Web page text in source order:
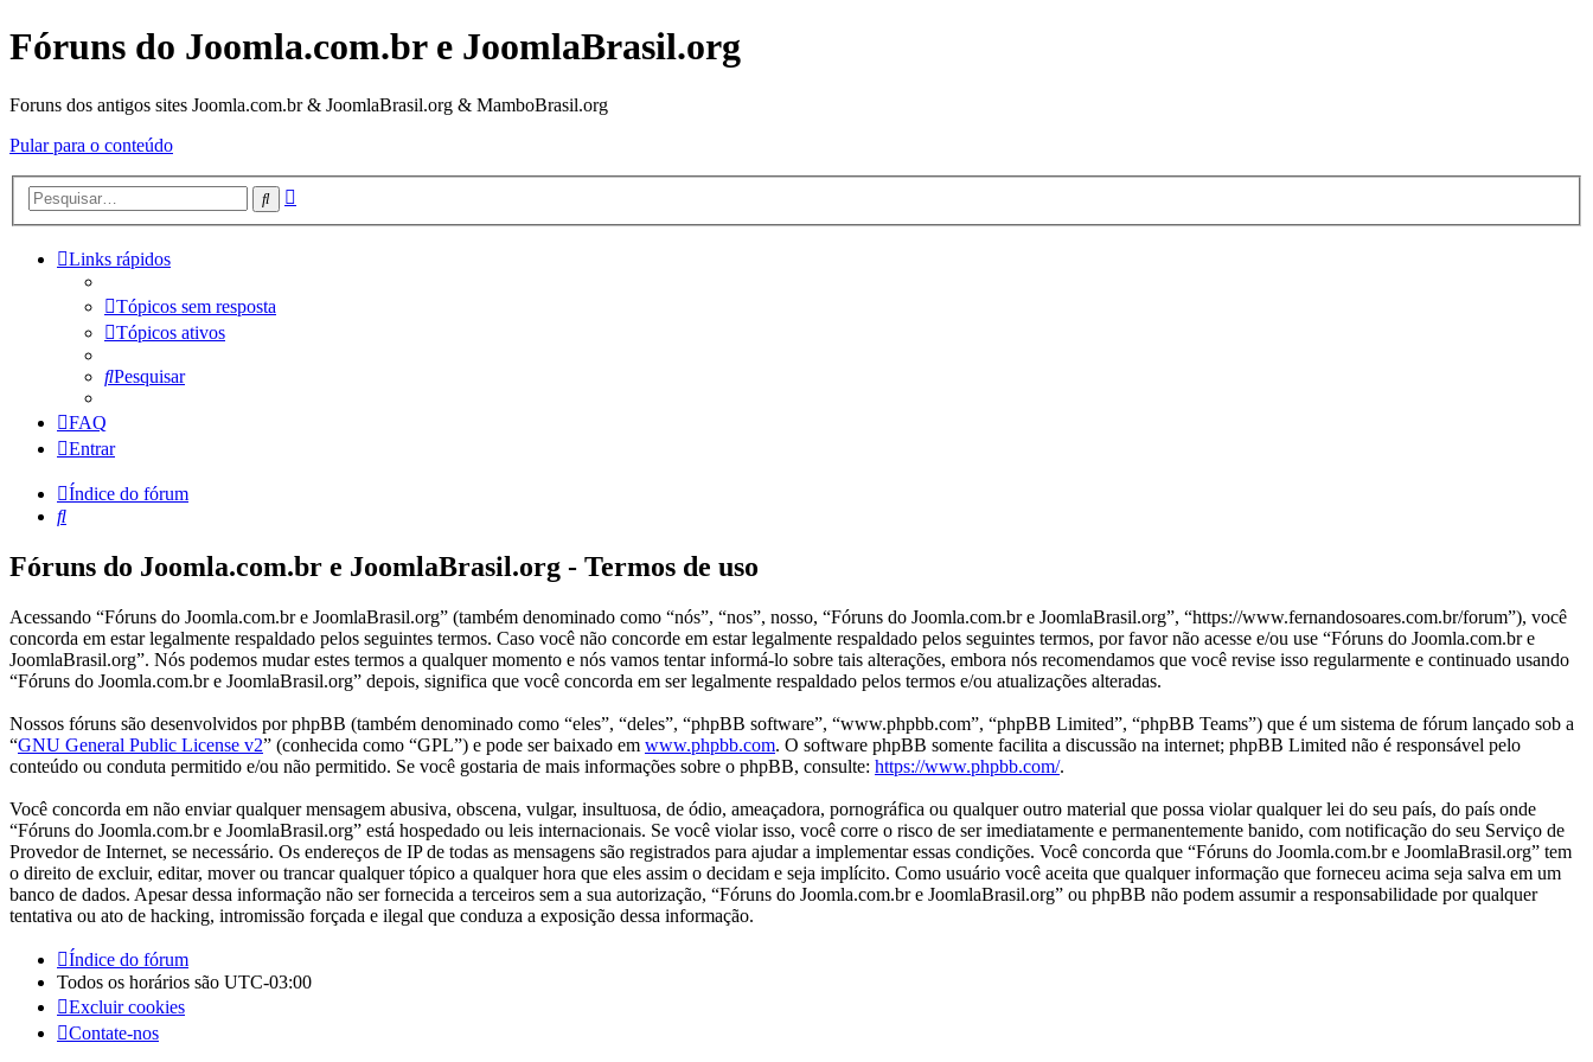
Fóruns do Joomla.com.br e JoomlaBrasil.org
Foruns dos antigos sites Joomla.com.br & JoomlaBrasil.org & MamboBrasil.org
Pular para o conteúdo
Pesquisar
Links rápidos
Tópicos sem resposta
Tópicos ativos
Pesquisar
FAQ
Entrar
Índice do fórum
Pesquisar
Fóruns do Joomla.com.br e JoomlaBrasil.org - Termos de uso
Acessando “Fóruns do Joomla.com.br e JoomlaBrasil.org” (também denominado como “nós”, “nos”, nosso, “Fóruns do Joomla.com.br e JoomlaBrasil.org”, “https://www.fernandosoares.com.br/forum”), você
concorda em estar legalmente respaldado pelos seguintes termos. Caso você não concorde em estar legalmente respaldado pelos seguintes termos, por favor não acesse e/ou use “Fóruns do Joomla.com.br e
JoomlaBrasil.org”. Nós podemos mudar estes termos a qualquer momento e nós vamos tentar informá-lo sobre tais alterações, embora nós recomendamos que você revise isso regularmente e continuado usando
“Fóruns do Joomla.com.br e JoomlaBrasil.org” depois, significa que você concorda em ser legalmente respaldado pelos termos e/ou atualizações alteradas.
Nossos fóruns são desenvolvidos por phpBB (também denominado como “eles”, “deles”, “phpBB software”, “www.phpbb.com”, “phpBB Limited”, “phpBB Teams”) que é um sistema de fórum lançado sob a
“GNU General Public License v2” (conhecida como “GPL”) e pode ser baixado em www.phpbb.com. O software phpBB somente facilita a discussão na internet; phpBB Limited não é responsável pelo
conteúdo ou conduta permitido e/ou não permitido. Se você gostaria de mais informações sobre o phpBB, consulte: https://www.phpbb.com/.
Você concorda em não enviar qualquer mensagem abusiva, obscena, vulgar, insultuosa, de ódio, ameaçadora, pornográfica ou qualquer outro material que possa violar qualquer lei do seu país, do país onde
“Fóruns do Joomla.com.br e JoomlaBrasil.org” está hospedado ou leis internacionais. Se você violar isso, você corre o risco de ser imediatamente e permanentemente banido, com notificação do seu Serviço de
Provedor de Internet, se necessário. Os endereços de IP de todas as mensagens são registrados para ajudar a implementar essas condições. Você concorda que “Fóruns do Joomla.com.br e JoomlaBrasil.org” tem
o direito de excluir, editar, mover ou trancar qualquer tópico a qualquer hora que eles assim o decidam e seja implícito. Como usuário você aceita que qualquer informação que forneceu acima seja salva em um
banco de dados. Apesar dessa informação não ser fornecida a terceiros sem a sua autorização, “Fóruns do Joomla.com.br e JoomlaBrasil.org” ou phpBB não podem assumir a responsabilidade por qualquer
tentativa ou ato de hacking, intromissão forçada e ilegal que conduza a exposição dessa informação.
Índice do fórum
Todos os horários são UTC-03:00
Excluir cookies
Contate-nos